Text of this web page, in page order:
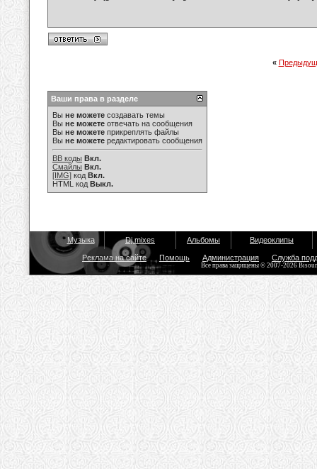
«
Ваши права в разделе
Вы не можете создавать темы
Вы не можете отвечать на сообщения
Вы не можете прикреплять файлы
Вы не можете редактировать сообщения
BB коды Вкл.
Смайлы Вкл.
[IMG] код Вкл.
HTML код Выкл.
Музыка Dj mixes Альбомы Видеоклипы
Реклама на сайте Помощь Администрация Служба
Все права защищены © 2007-2026